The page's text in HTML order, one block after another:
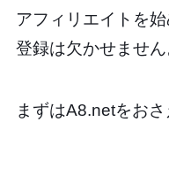
アフィリエイトを
登録は欠かせません
まずはA8.netをおさ